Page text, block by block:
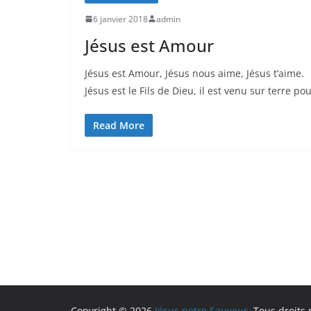
6 janvier 2018 admin
Jésus est Amour
Jésus est Amour, Jésus nous aime, Jésus t’aime.
Jésus est le Fils de Dieu, il est venu sur terre
Read More